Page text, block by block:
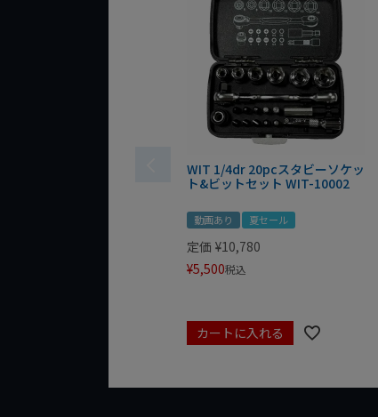
WIT 1/4dr 20pcスタビーソケッ
ト&ビットセット WIT-10002
動画あり 夏セール
定価 ¥10,780
¥5,500税込
カートに入れる